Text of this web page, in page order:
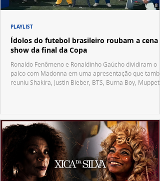
Ídolos do futebol brasileiro roubam a cena
show da final da Copa
Ronaldo Fenômeno e Ronaldinho Gaúcho dividiram o
palco com Madonna em uma apresentação que
reuniu Shakira, Justin Bieber, BTS, Burna Boy, Muppets,
PLAYLIST